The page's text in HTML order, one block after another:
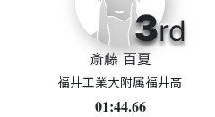
3rd
斎藤 百夏
福井工業大附属福井高
01:44.66